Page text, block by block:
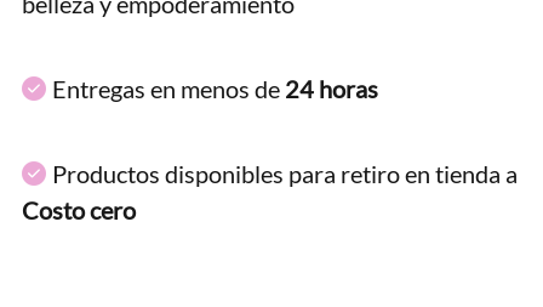
Entregas en menos de 24 horas
Productos disponibles para retiro en tienda a
Costo cero